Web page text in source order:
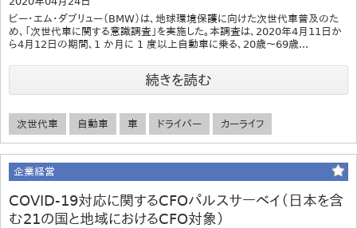
ビー・エム・ダブリュー（BMW）は、地球環境保護に向けた次世代車普及のた
め、「次世代車に関する意識調査」を実施した。本調査は、2020年4月11日か
ら4月12日の期間、1 か月に 1 度以上自動車に乗る、20歳～69歳...
続きを読む
次世代車 自動車 車 ドライバー カーライフ
企業経営
COVID-19対応に関するCFOパルスサーベイ（日本を含
む21の国と地域におけるCFO対象）